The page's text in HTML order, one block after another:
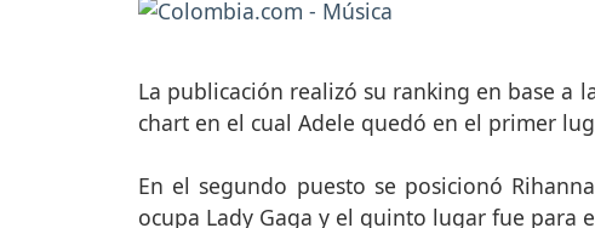
La publicación realizó su ranking en base a
chart en el cual Adele quedó en el primer
En el segundo puesto se posicionó
ocupa Lady Gaga y el quinto lugar fue para